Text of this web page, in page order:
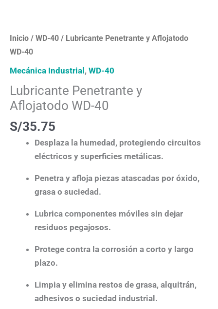
Inicio / WD-40 / Lubricante Penetrante y Aflojatodo
WD-40
Mecánica Industrial, WD-40
Lubricante Penetrante y
Aflojatodo WD-40
S/35.75
Desplaza la humedad, protegiendo circuitos
eléctricos y superficies metálicas.
Penetra y afloja piezas atascadas por óxido,
grasa o suciedad.
Lubrica componentes móviles sin dejar
residuos pegajosos.
Protege contra la corrosión a corto y largo
plazo.
Limpia y elimina restos de grasa, alquitrán,
adhesivos o suciedad industrial.